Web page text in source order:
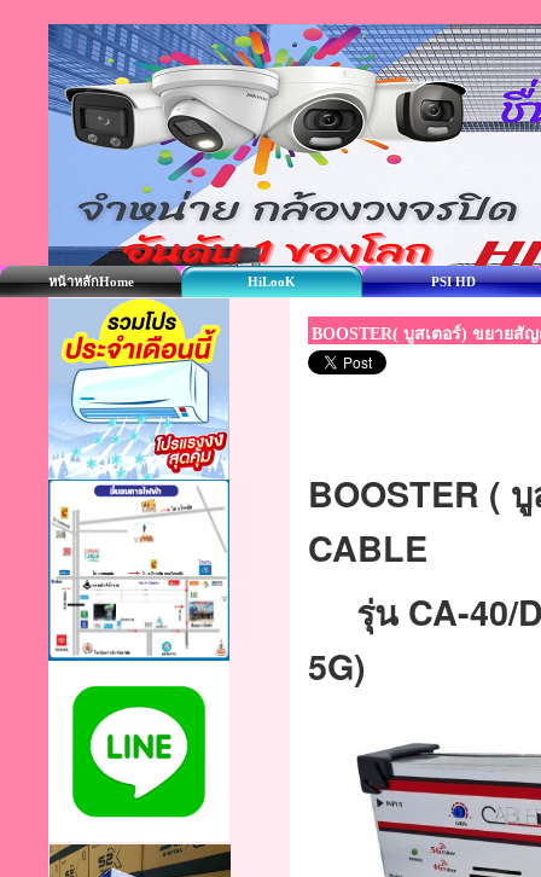
หน้าหลักHome HiLooK PSI HD
BOOSTER( บูสเตอร์) ขยาย
BOOSTER (
CABLE
รุ่น CA-40/
5G)